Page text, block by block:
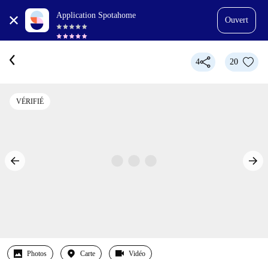
Application Spotahome
Ouvert
4 20
VÉRIFIÉ
Photos Carte Vidéo